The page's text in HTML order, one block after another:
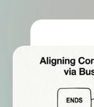
t
s